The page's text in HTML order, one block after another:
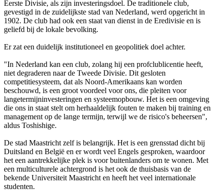
Eerste Divisie, als zijn investeringsdoel. De traditionele club,
gevestigd in de zuidelijkste stad van Nederland, werd opgericht in
1902. De club had ook een staat van dienst in de Eredivisie en is
geliefd bij de lokale bevolking.
Er zat een duidelijk institutioneel en geopolitiek doel achter.
"In Nederland kan een club, zolang hij een profclublicentie heeft,
niet degraderen naar de Tweede Divisie. Dit gesloten
competitiesysteem, dat als Noord-Amerikaans kan worden
beschouwd, is een groot voordeel voor ons, die pleiten voor
langetermijninvesteringen en systeemopbouw. Het is een omgeving
die ons in staat stelt om herhaaldelijk fouten te maken bij training en
management op de lange termijn, terwijl we de risico's beheersen",
aldus Toshishige.
De stad Maastricht zelf is belangrijk. Het is een grensstad dicht bij
Duitsland en België en er wordt veel Engels gesproken, waardoor
het een aantrekkelijke plek is voor buitenlanders om te wonen. Met
een multiculturele achtergrond is het ook de thuisbasis van de
bekende Universiteit Maastricht en heeft het veel internationale
studenten.